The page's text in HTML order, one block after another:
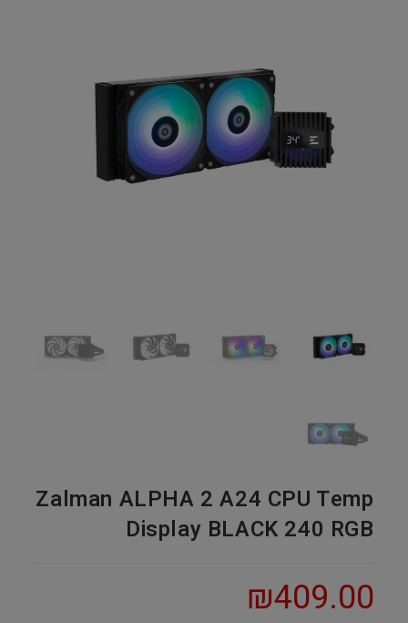
Zalman ALPHA 2 A24 CPU Temp
Display BLACK 240 RGB
₪409.00